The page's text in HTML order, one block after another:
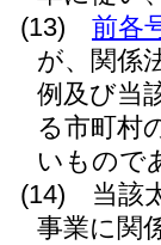
(13)
前各
が、関係
例及び当
る市町村
いもので
(14)
当該
事業に関